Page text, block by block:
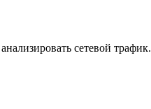
сетевой трафик.